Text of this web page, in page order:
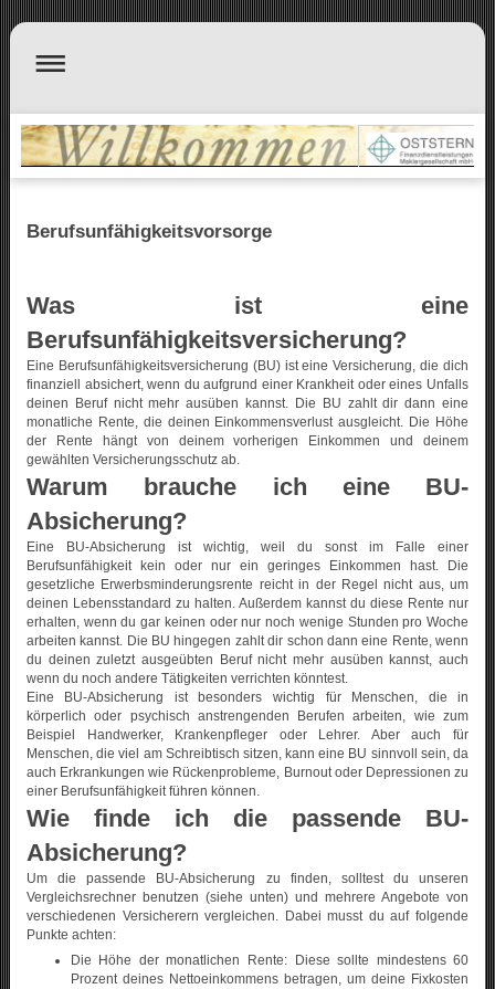
Berufsunfähigkeitsvorsorge
Was ist eine
Berufsunfähigkeitsversicherung?
Eine Berufsunfähigkeitsversicherung (BU) ist eine Versicherung, die dich
finanziell absichert, wenn du aufgrund einer Krankheit oder eines Unfalls
deinen Beruf nicht mehr ausüben kannst. Die BU zahlt dir dann eine
monatliche Rente, die deinen Einkommensverlust ausgleicht. Die Höhe
der Rente hängt von deinem vorherigen Einkommen und deinem
gewählten Versicherungsschutz ab.
Warum brauche ich eine BU-
Absicherung?
Eine BU-Absicherung ist wichtig, weil du sonst im Falle einer
Berufsunfähigkeit kein oder nur ein geringes Einkommen hast. Die
gesetzliche Erwerbsminderungsrente reicht in der Regel nicht aus, um
deinen Lebensstandard zu halten. Außerdem kannst du diese Rente nur
erhalten, wenn du gar keinen oder nur noch wenige Stunden pro Woche
arbeiten kannst. Die BU hingegen zahlt dir schon dann eine Rente, wenn
du deinen zuletzt ausgeübten Beruf nicht mehr ausüben kannst, auch
wenn du noch andere Tätigkeiten verrichten könntest.
Eine BU-Absicherung ist besonders wichtig für Menschen, die in
körperlich oder psychisch anstrengenden Berufen arbeiten, wie zum
Beispiel Handwerker, Krankenpfleger oder Lehrer. Aber auch für
Menschen, die viel am Schreibtisch sitzen, kann eine BU sinnvoll sein, da
auch Erkrankungen wie Rückenprobleme, Burnout oder Depressionen zu
einer Berufsunfähigkeit führen können
Wie finde ich die passende BU-
Absicherung?
Um die passende BU-Absicherung zu finden, solltest du unseren
Vergleichsrechner benutzen (siehe unten) und mehrere Angebote von
verschiedenen Versicherern vergleichen. Dabei musst du auf folgende
Punkte achten:
Die Höhe der monatlichen Rente: Diese sollte mindestens 60
Prozent deines Nettoeinkommens betragen, um deine Fixkosten